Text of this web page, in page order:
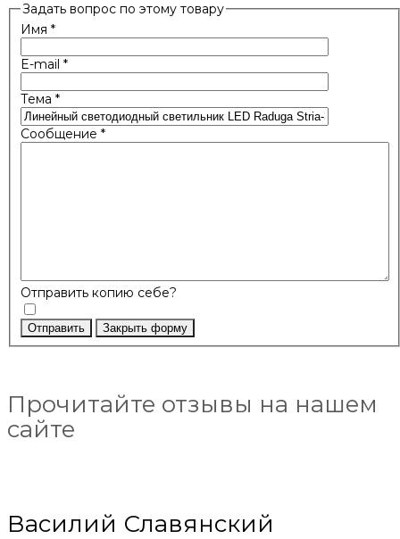
Задать вопрос по этому товару
Имя *
E-mail *
Тема *
Сообщение *
Отправить копию себе?
Отправить Закрыть форму
Прочитайте отзывы на нашем
сайте
Василий Славянский